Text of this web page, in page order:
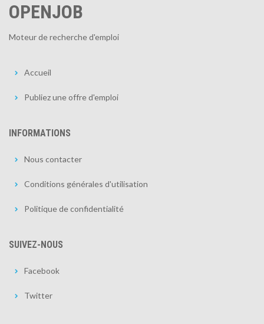
OPENJOB
Moteur de recherche d'emploi
Accueil
Publiez une offre d'emploi
INFORMATIONS
Nous contacter
Conditions générales d'utilisation
Politique de confidentialité
SUIVEZ-NOUS
Facebook
Twitter